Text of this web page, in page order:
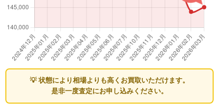
💡 状態により相場よりも高くお買取いただけます。
是非一度査定にお申し込みください。